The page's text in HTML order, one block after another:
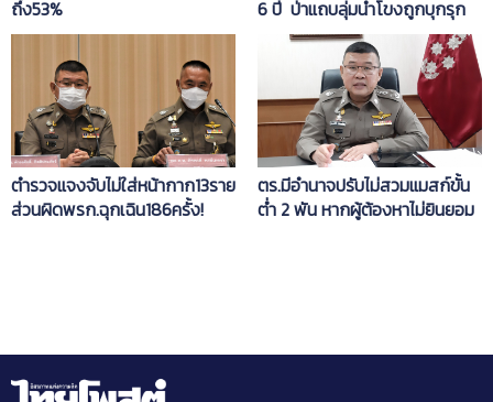
ถึ้ง53%
6 ปี ป่าแถบลุ่มน้ำโขงถูกบุกรุก
กระทบPM2.5 ไทยพุ่ง
ตำรวจแจงจับไม่ใส่หน้ากาก13ราย
ส่วนผิดพรก.ฉุกเฉิน186ครั้ง!
ตร.มีอำนาจปรับไม่สวมแมสก์ขั้น
ต่ำ 2 พัน หากผู้ต้องหาไม่ยินยอม